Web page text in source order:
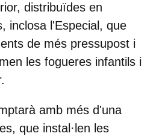
distribuïdes en
inclosa l'Especial, que
de més pressupost i
les fogueres infantils i
amb més d'una
, que instal·len les